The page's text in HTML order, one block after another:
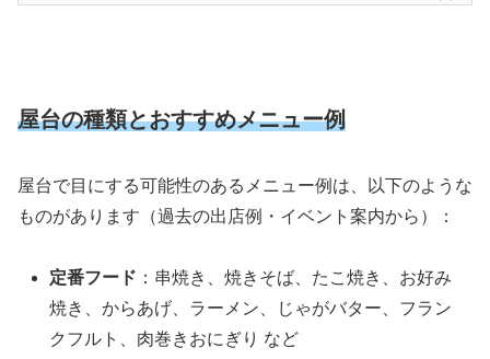
屋台の種類とおすすめメニュー例
屋台で目にする可能性のあるメニュー例は、以下のような
ものがあります（過去の出店例・イベント案内から）：
定番フード ：串焼き、焼きそば、たこ焼き、お好み
焼き、からあげ、ラーメン、じゃがバター、フラン
クフルト、肉巻きおにぎり など